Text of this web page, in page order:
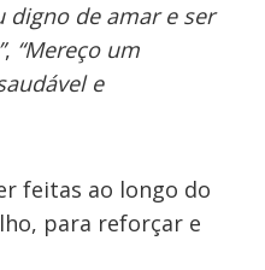
digno de amar e ser
, “Mereço um
e
feitas ao longo do
para reforçar e